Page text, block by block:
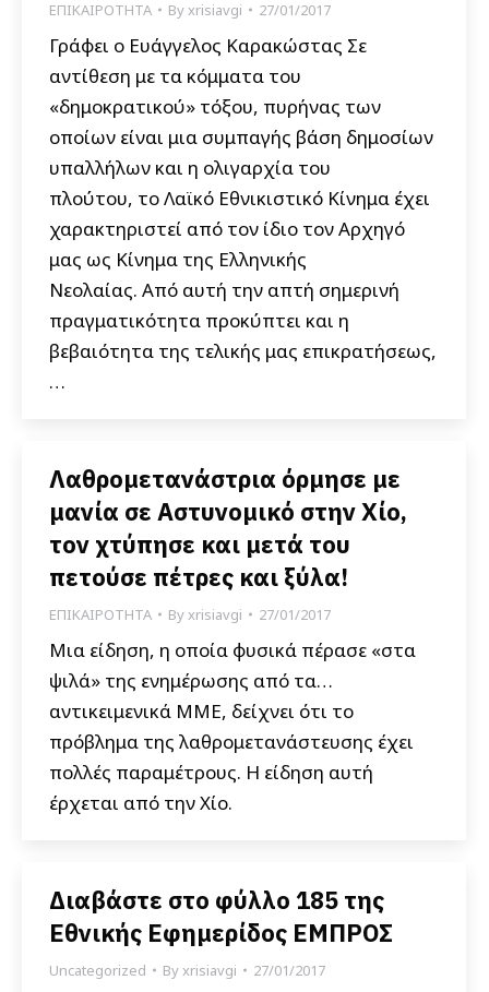
ΕΠΙΚΑΙΡΟΤΗΤΑ Byxrisiavgi 27/01/2017
Γράφει ο Ευάγγελος Καρακώστας Σε
αντίθεση με τα κόμματα του
«δημοκρατικού» τόξου, πυρήνας των
οποίων είναι μια συμπαγής βάση δημοσίων
υπαλλήλων και η ολιγαρχία του
πλούτου, το Λαϊκό Εθνικιστικό Κίνημα έχει
χαρακτηριστεί από τον ίδιο τον Αρχηγό
μας ως Κίνημα της Ελληνικής
Νεολαίας. Από αυτή την απτή σημερινή
πραγματικότητα προκύπτει και η
βεβαιότητα της τελικής μας επικρατήσεως,
…
Λαθρομετανάστρια όρμησε με
μανία σε Αστυνομικό στην Χίο,
τον χτύπησε και μετά του
πετούσε πέτρες και ξύλα!
ΕΠΙΚΑΙΡΟΤΗΤΑ Byxrisiavgi 27/01/2017
Μια είδηση, η οποία φυσικά πέρασε «στα
ψιλά» της ενημέρωσης από τα…
αντικειμενικά ΜΜΕ, δείχνει ότι το
πρόβλημα της λαθρομετανάστευσης έχει
πολλές παραμέτρους. Η είδηση αυτή
έρχεται από την Χίο.
Διαβάστε στο φύλλο 185 της
Εθνικής Εφημερίδος ΕΜΠΡΟΣ
Uncategorized Byxrisiavgi 27/01/2017